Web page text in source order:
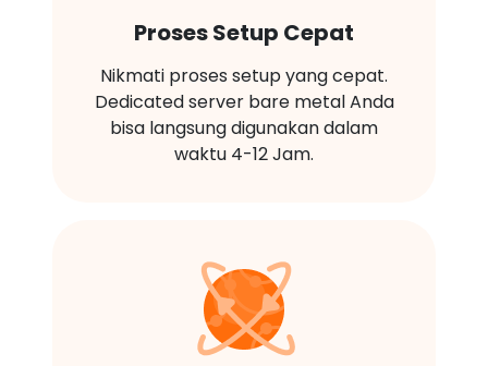
Proses Setup Cepat
Nikmati proses setup yang cepat.
Dedicated server bare metal Anda
bisa langsung digunakan dalam
waktu 4-12 Jam.